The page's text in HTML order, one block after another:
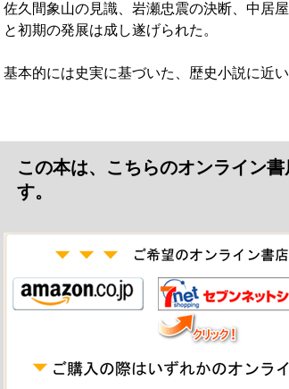
佐久間象山の見識、岩瀬忠震の決断、中居
と初期の発展は成し遂げられた。
基本的には史実に基づいた、歴史小説に近い
この本は、こちらのオンライン
す。